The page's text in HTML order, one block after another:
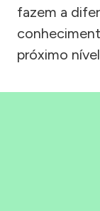
fazem a
próximo